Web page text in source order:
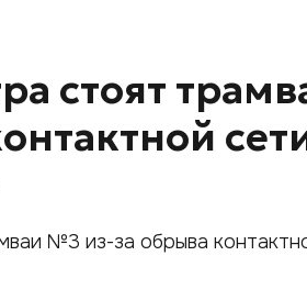
стоят